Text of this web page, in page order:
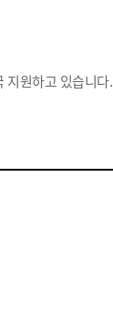
지원하고 있습니다.